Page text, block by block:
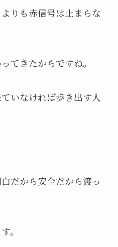
りも赤信号は止まらな
てきたからですね。
いなければ歩き出す人
だから安全だから渡っ
。